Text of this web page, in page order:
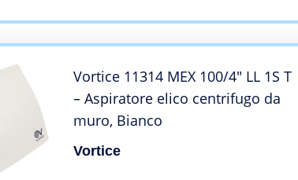
Vortice 11314 MEX 100/4″ LL 1S T
– Aspiratore elico centrifugo da
muro, Bianco
Vortice